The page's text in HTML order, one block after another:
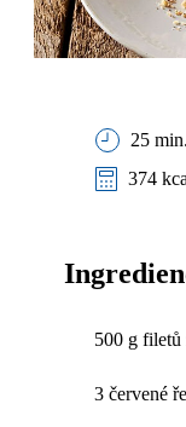
25 min.
374
500 g filetů
3 červené